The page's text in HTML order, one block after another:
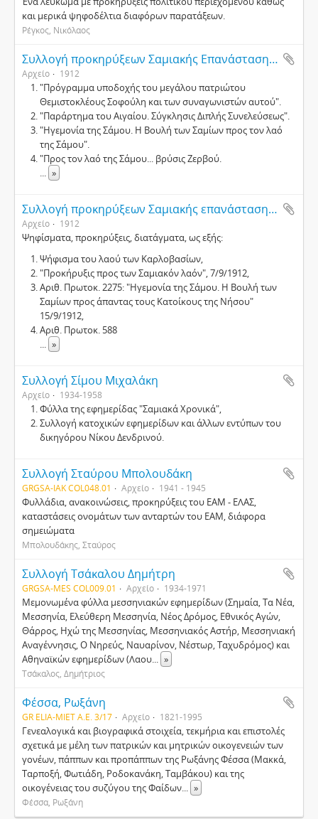
και μερικά ψηφοδέλτια διαφόρων παρατάξεων.
Ρέγκος, Νικόλαος
Συλλογή προκηρύξεων Σαμιακής Επανάστασης 1912
Αρχείο 1912
"Πρόγραμμα υποδοχής του μεγάλου πατριώτου
Θεμιστοκλέους Σοφούλη και των συναγωνιστών αυτού".
"Παράρτημα του Αιγαίου. Σύγκλησις Διπλής Συνελεύσεως".
"Ηγεμονία της Σάμου. Η Βουλή των Σαμίων προς τον λαό
της Σάμου".
"Προς τον λαό της Σάμου... βρύσις Ζερβού.
... »
Συλλογή προκηρύξεων Σαμιακής επανάστασης 1912
Αρχείο 1912
Ψηφίσματα, προκηρύξεις, διατάγματα, ως εξής:
Ψήφισμα του λαού των Καρλοβασίων,
"Προκήρυξις προς των Σαμιακόν λαόν", 7/9/1912,
Αριθ. Πρωτοκ. 2275: "Ηγεμονία της Σάμου. Η Βουλή των
Σαμίων προς άπαντας τους Κατοίκους της Νήσου"
15/9/1912,
Αριθ. Πρωτοκ. 588
... »
Συλλογή Σίμου Μιχαλάκη
Αρχείο 1934-1958
Φύλλα της εφημερίδας "Σαμιακά Χρονικά",
Συλλογή κατοχικών εφημερίδων και άλλων εντύπων του
δικηγόρου Νίκου Δενδρινού.
Συλλογή Σταύρου Μπολουδάκη
GRGSA-IAK COL048.01 Αρχείο 1941 - 1945
Φυλλάδια, ανακοινώσεις, προκηρύξεις του ΕΑΜ - ΕΛΑΣ,
καταστάσεις ονομάτων των ανταρτών του ΕΑΜ, διάφορα
σημειώματα
Μπολουδάκης, Σταύρος
Συλλογή Τσάκαλου Δημήτρη
GRGSA-MES COL009.01 Αρχείο 1934-1971
Μεμονωμένα φύλλα μεσσηνιακών εφημερίδων (Σημαία, Τα Νέα,
Μεσσηνία, Ελεύθερη Μεσσηνία, Νέος Δρόμος, Εθνικός Αγών,
Θάρρος, Ηχώ της Μεσσηνίας, Μεσσηνιακός Αστήρ, Μεσσηνιακή
Αναγέννησις, Ο Νηρεύς, Ναυαρίνον, Νέστωρ, Ταχυδρόμος) και
Αθηναϊκών εφημερίδων (Λαου... »
Τσάκαλος, Δημήτριος
Φέσσα, Ρωξάνη
GR ELIA-MIET Α.Ε. 3/17 Αρχείο 1821-1995
Γενεαλογικά και βιογραφικά στοιχεία, τεκμήρια και επιστολές
σχετικά με μέλη των πατρικών και μητρικών οικογενειών των
γονέων, πάππων και προπάππων της Ρωξάνης Φέσσα (Μακκά,
Ταρποξή, Φωτιάδη, Ροδοκανάκη, Ταμβάκου) και της
οικογένειας του συζύγου της Φαίδων... »
Φέσσα, Ρωξάνη